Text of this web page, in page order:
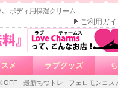
| ボディ用保湿クリーム
ご利用ガイ
メ ラブグッズ
OFF 最新ちつトレ フェロモンコス